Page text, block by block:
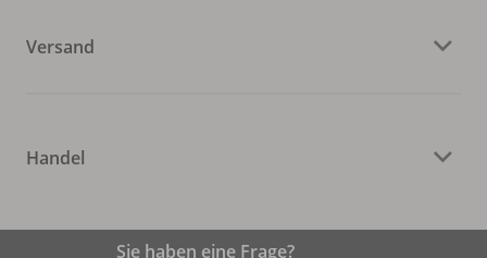
Versand
Handel
Sie haben eine Frage?